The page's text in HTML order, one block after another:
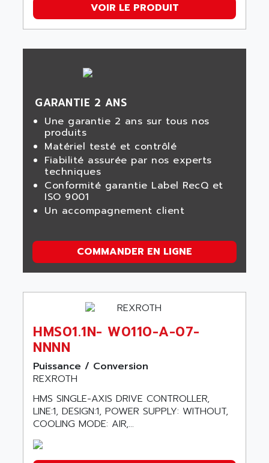
VOIR LE PRODUIT
GARANTIE 2 ANS
Une garantie 2 ans sur tous nos
produits
Matériel testé et contrôlé
Fiabilité assurée par nos experts
techniques
Conformité garantie Label RecQ et
ISO 9001
Un accompagnement client
COMMANDER EN LIGNE
HMS01.1N- W0110-A-07-
NNNN
Puissance / Conversion
REXROTH
HMS SINGLE-AXIS DRIVE CONTROLLER,
LINE:1, DESIGN:1, POWER SUPPLY: WITHOUT,
COOLING MODE: AIR,...